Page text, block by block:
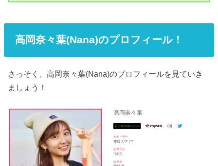
高岡奈々葉(Nana)のプロフィール！
さっそく、高岡奈々葉(Nana)のプロフィールを見ていき
ましょう！